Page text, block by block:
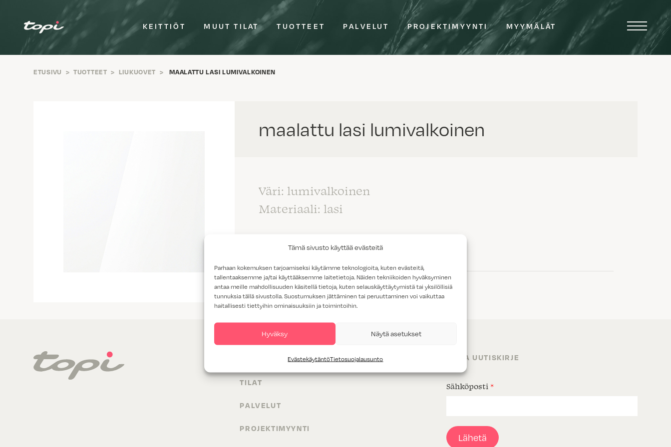
Tämä sivusto käyttää evästeitä
Parhaan kokemuksen tarjoamiseksi käytämme teknologioita, kuten evästeitä,
tallentaaksemme ja/tai käyttääksemme laitetietoja. Näiden tekniikoiden hyväksyminen
antaa meille mahdollisuuden käsitellä tietoja, kuten selauskäyttäytymistä tai yksilöllisiä
tunnuksia tällä sivustolla. Suostumuksen jättäminen tai peruuttaminen voi vaikuttaa
haitallisesti tiettyihin ominaisuuksiin ja toimintoihin.
Hyväksy Näytä asetukset
EvästekäytäntöTietosuojalausunto
KEITTIÖT MUUT TILAT TUOTTEET PALVELUT PROJEKTIMYYNTI MYYMÄLÄT
ETUSIVU > TUOTTEET > LIUKUOVET > MAALATTU LASI LUMIVALKOINEN
maalattu lasi lumivalkoinen
Väri: lumivalkoinen
Materiaali: lasi
TILAT
PALVELUT
PROJEKTIMYYNTI
TILAA UUTISKIRJE
Sähköposti *
Lähetä